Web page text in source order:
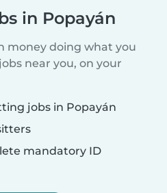
in Popayán
money doing what you
near you, on your
jobs in Popayán
mandatory ID